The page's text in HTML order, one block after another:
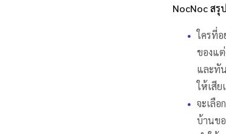
NocNoc สรุ
ใครที่
ของแ
และทั
ให้เสีย
จะเลื
บ้านข